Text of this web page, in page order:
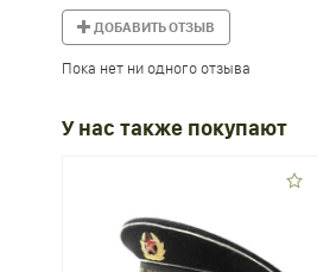
ДОБАВИТЬ ОТЗЫВ
Пока нет ни одного отзыва
У нас также покупают